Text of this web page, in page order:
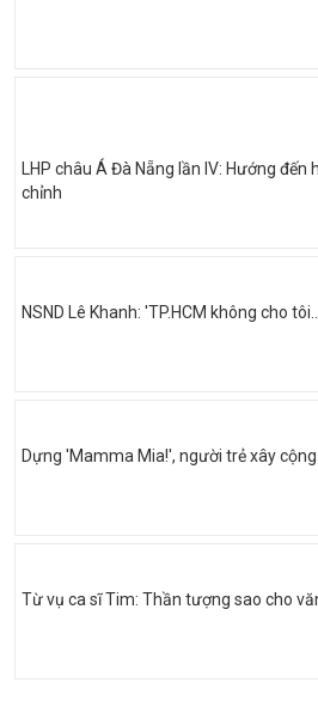
LHP châu Á Đà Nẵng lần IV: Hướng
chỉnh
NSND Lê Khanh: 'TP.HCM không cho
Dựng 'Mamma Mia!', người trẻ xây
Từ vụ ca sĩ Tim: Thần tượng sao cho